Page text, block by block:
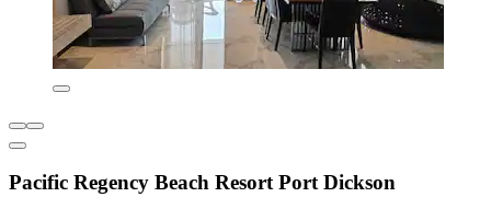
Pacific Regency Beach Resort Port Dickson